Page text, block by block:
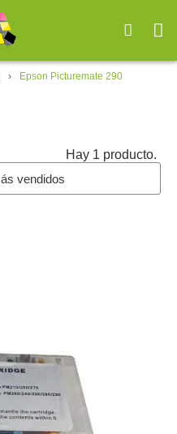
Epson Picturemate 290
Hay 1 producto.